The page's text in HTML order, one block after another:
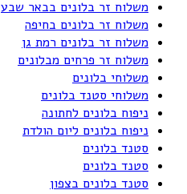
משלוח זר בלונים בבאר שבע
משלוח זר בלונים בחיפה
משלוח זר בלונים רמת גן
משלוח זר פרחים מבלונים
משלוחי בלונים
משלוחי סטנד בלונים
ניפוח בלונים לחתונה
ניפוח בלונים ליום הולדת
סטנד בלונים
סטנד בלונים
סטנד בלונים בצפון